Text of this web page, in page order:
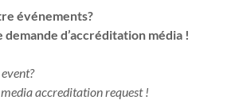
événements?
d’accréditation média !
accreditation request !